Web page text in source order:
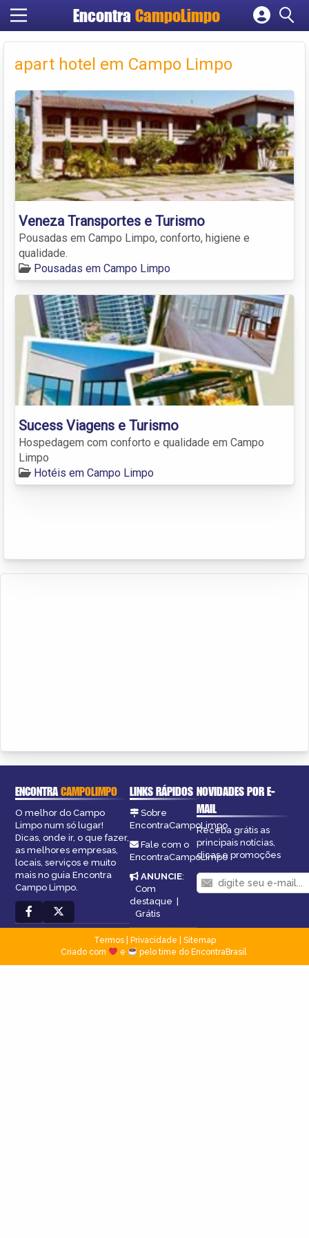
Encontra CampoLimpo
Cadastrar empresa
Criar conta
apart hotel em Campo Limpo
Veneza Transportes e Turismo
Pousadas em Campo Limpo, conforto, higiene e
qualidade.
Pousadas em Campo Limpo
Sucess Viagens e Turismo
Hospedagem com conforto e qualidade em Campo
Limpo
Hotéis em Campo Limpo
ENCONTRACAMPOLIMPO
O melhor do Campo
Limpo num só lugar!
Dicas, onde ir, o que fazer,
as melhores empresas,
locais, serviços e muito
mais no guia Encontra
Campo Limpo.
LINKS RÁPIDOS
Sobre
EncontraCampoLimpo
Fale com o
EncontraCampoLimpo
ANUNCIE:
Com
destaque |
Grátis
NOVIDADES POR E-
MAIL
Receba grátis as
principais notícias,
dicas e promoções
Termos| Privacidade
Sitemap
Criado com
e pelo time do EncontraBrasil